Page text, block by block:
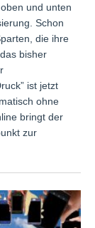
und unten
Schon
die ihre
bisher
ist jetzt
ohne
bringt der
zur